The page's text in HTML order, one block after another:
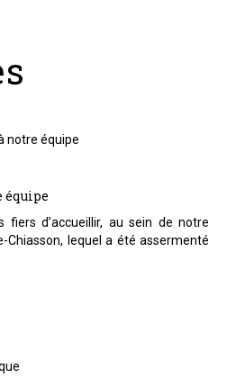
équipe
fiers d’accueillir, au sein de notre
Chiasson, lequel a été assermenté